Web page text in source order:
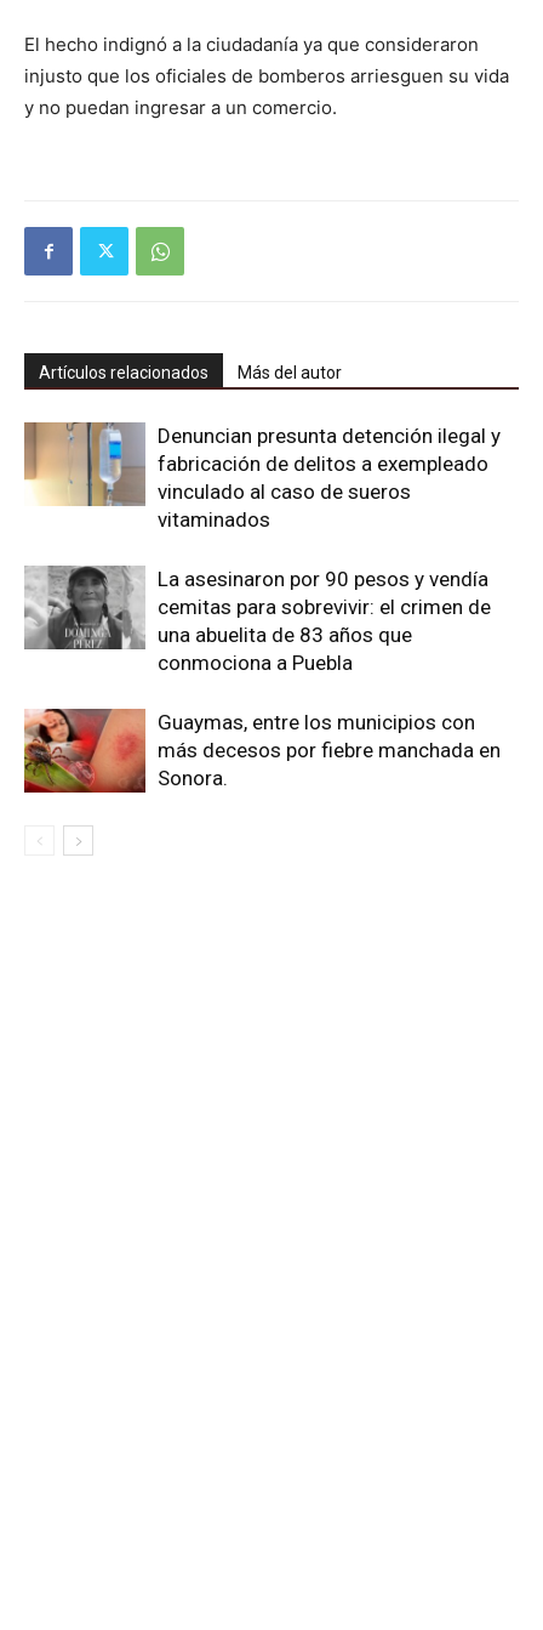
El hecho indignó a la ciudadanía ya que consideraron
injusto que los oficiales de bomberos arriesguen su vida
y no puedan ingresar a un comercio.
Artículos relacionados Más del autor
Denuncian presunta detención ilegal y
fabricación de delitos a exempleado
vinculado al caso de sueros
vitaminados
La asesinaron por 90 pesos y vendía
cemitas para sobrevivir: el crimen de
una abuelita de 83 años que
conmociona a Puebla
Guaymas, entre los municipios con
más decesos por fiebre manchada en
Sonora.